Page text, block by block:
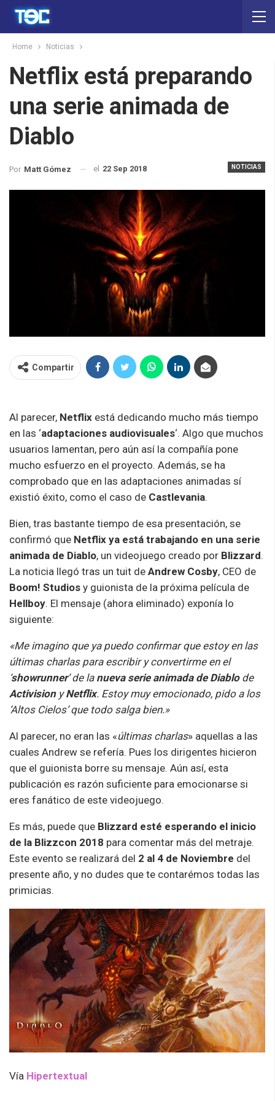
Home Noticias
Netflix está preparando
una serie animada de
Diablo
NOTICIAS
Por Matt Gómez el 22 Sep 2018
Compartir
Al parecer, Netflix está dedicando mucho más tiempo
en las ‘adaptaciones audiovisuales‘. Algo que muchos
usuarios lamentan, pero aún así la compañía pone
mucho esfuerzo en el proyecto. Además, se ha
comprobado que en las adaptaciones animadas sí
existió éxito, como el caso de Castlevania.
Bien, tras bastante tiempo de esa presentación, se
confirmó que Netflix ya está trabajando en una serie
animada de Diablo, un videojuego creado por Blizzard.
La noticia llegó tras un tuit de Andrew Cosby, CEO de
Boom! Studios y guionista de la próxima película de
Hellboy. El mensaje (ahora eliminado) exponía lo
siguiente:
«Me imagino que ya puedo confirmar que estoy en las
últimas charlas para escribir y convertirme en el
showrunner‘ de la nueva serie animada de Diablode
ActivisionyNetflix. Estoy muy emocionado, pido a los
‘Altos Cielos’ que todo salga bien.»
Al parecer, no eran las «últimas charlas» aquellas a las
cuales Andrew se refería. Pues los dirigentes hicieron
que el guionista borre su mensaje. Aún así, esta
publicación es razón suficiente para emocionarse si
eres fanático de este videojuego.
Es más, puede que Blizzard esté esperando el inicio
de la Blizzcon 2018 para comentar más del metraje.
Este evento se realizará del 2 al 4 de Noviembre del
presente año, y no dudes que te contarémos todas las
primicias.
Vía Hipertextual